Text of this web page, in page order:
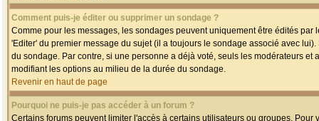
Comment puis-je éditer ou supprimer un sondage ?
Comme pour les messages, les sondages peuvent uniquement être édités
'Editer' du premier message du sujet (il a toujours le sondage associé avec
du sondage. Par contre, si une personne a déjà voté, seuls les modérateurs
modifiant les options au milieu de la durée du sondage.
Revenir en haut de page
Pourquoi ne puis-je pas accéder à un forum ?
Certains forums peuvent limiter l'accès à certains utilisateurs ou groupes.